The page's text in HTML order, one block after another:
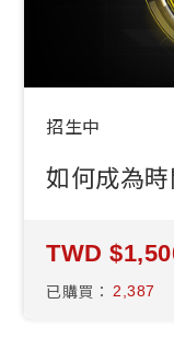
招生中
如何成為
已購買：
2,387